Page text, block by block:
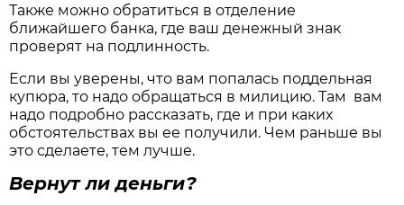
Также можно обратиться в отделение
ближайшего банка, где ваш денежный знак
проверят на подлинность.
Если вы уверены, что вам попалась поддельная
купюра, то надо обращаться в милицию. Там вам
надо подробно рассказать, где и при каких
обстоятельствах вы ее получили. Чем раньше вы
это сделаете, тем лучше.
Вернут ли деньги?